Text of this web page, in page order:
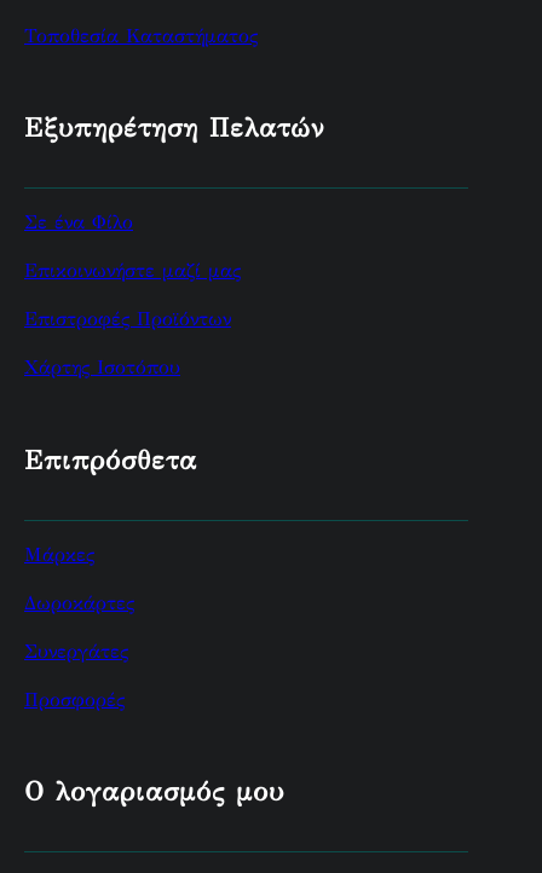
Τοποθεσία Καταστήματος
Εξυπηρέτηση Πελατών
Σε ένα Φίλο
Επικοινωνήστε μαζί μας
Επιστροφές Προϊόντων
Χάρτης Ισοτόπου
Επιπρόσθετα
Μάρκες
Δωροκάρτες
Συνεργάτες
Προσφορές
Ο λογαριασμός μου